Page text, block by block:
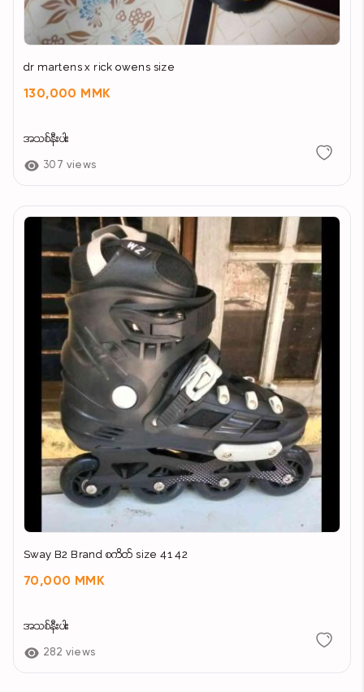
dr martens x rick owens size
130,000 MMK
အသစ်နီးပါး
307 views
Sway B2 Brand စကိတ် size 41 42
70,000 MMK
အသစ်နီးပါး
282 views